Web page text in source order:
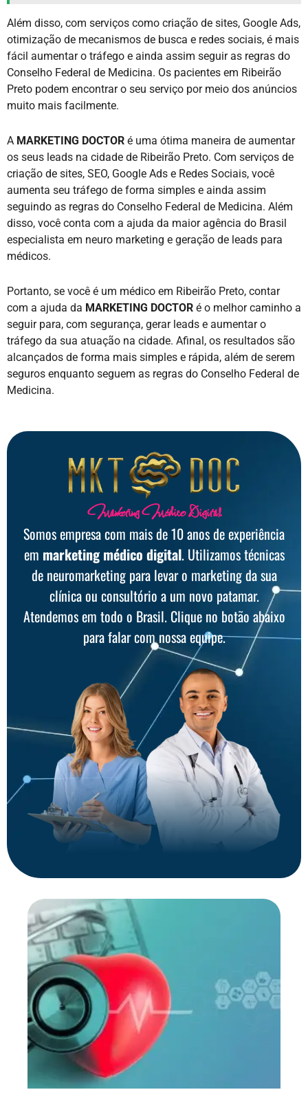
Além disso, com serviços como criação de sites, Google Ads,
otimização de mecanismos de busca e redes sociais, é mais
fácil aumentar o tráfego e ainda assim seguir as regras do
Conselho Federal de Medicina. Os pacientes em Ribeirão
Preto podem encontrar o seu serviço por meio dos anúncios
muito mais facilmente.
A MARKETING DOCTOR é uma ótima maneira de aumentar
os seus leads na cidade de Ribeirão Preto. Com serviços de
criação de sites, SEO, Google Ads e Redes Sociais, você
aumenta seu tráfego de forma simples e ainda assim
seguindo as regras do Conselho Federal de Medicina. Além
disso, você conta com a ajuda da maior agência do Brasil
especialista em neuro marketing e geração de leads para
médicos.
Portanto, se você é um médico em Ribeirão Preto, contar
com a ajuda da MARKETING DOCTOR é o melhor caminho a
seguir para, com segurança, gerar leads e aumentar o
tráfego da sua atuação na cidade. Afinal, os resultados são
alcançados de forma mais simples e rápida, além de serem
seguros enquanto seguem as regras do Conselho Federal de
Medicina.
Marketing Médico Digital
Somos empresa com mais de 10 anos de experiência
em marketing médico digital. Utilizamos técnicas
de neuromarketing para levar o marketing da sua
clínica ou consultório a um novo patamar.
Atendemos em todo o Brasil. Clique no botão abaixo
para falar com nossa equipe.